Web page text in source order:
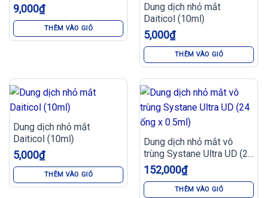
9,000₫
THÊM VÀO GIỎ
Dung dịch nhỏ mắt
Daiticol (10ml)
5,000₫
THÊM VÀO GIỎ
Dung dịch nhỏ mắt
Daiticol (10ml)
5,000₫
THÊM VÀO GIỎ
Dung dịch nhỏ mắt vô
trùng Systane Ultra UD (24
ống x 0.5ml)
152,000₫
THÊM VÀO GIỎ